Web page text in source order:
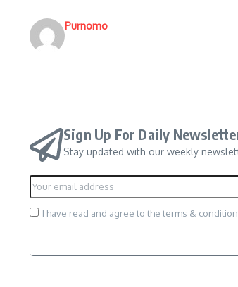
Purnomo
Sign Up For Daily
Stay updated with our weekly
I have read and agree to the terms &